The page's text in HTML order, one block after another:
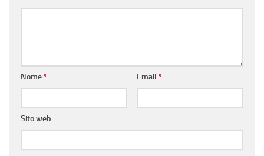
Nome* Email *
Sito web